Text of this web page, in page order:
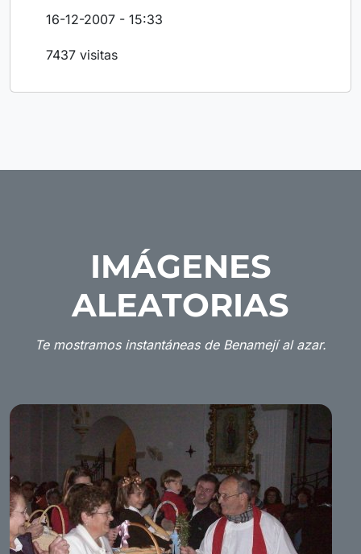
16-12-2007 - 15:33
7437 visitas
IMÁGENES
ALEATORIAS
Te mostramos instantáneas de Benamejí al azar.